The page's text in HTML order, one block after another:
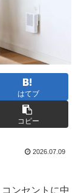
はてブ
コピー
2026.07.09
ンセントに中